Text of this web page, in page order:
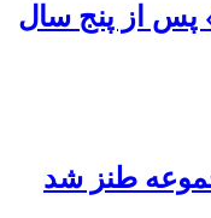
پس از پنج سال
طنز شد